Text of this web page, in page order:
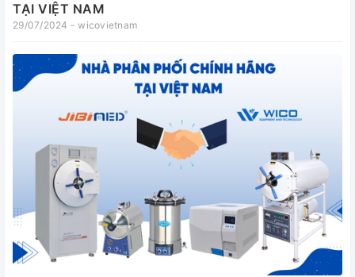
TẠI VIỆT NAM
29/07/2024 - wicovietnam